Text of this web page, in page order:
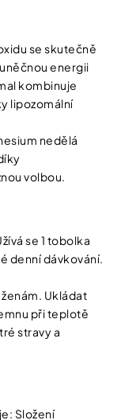
se skutečně
energii
kombinuje
lipozomální
nedělá
volbou.
se 1 tobolka
denní dávkování.
Ukládat
při teplotě
stravy a
Složení